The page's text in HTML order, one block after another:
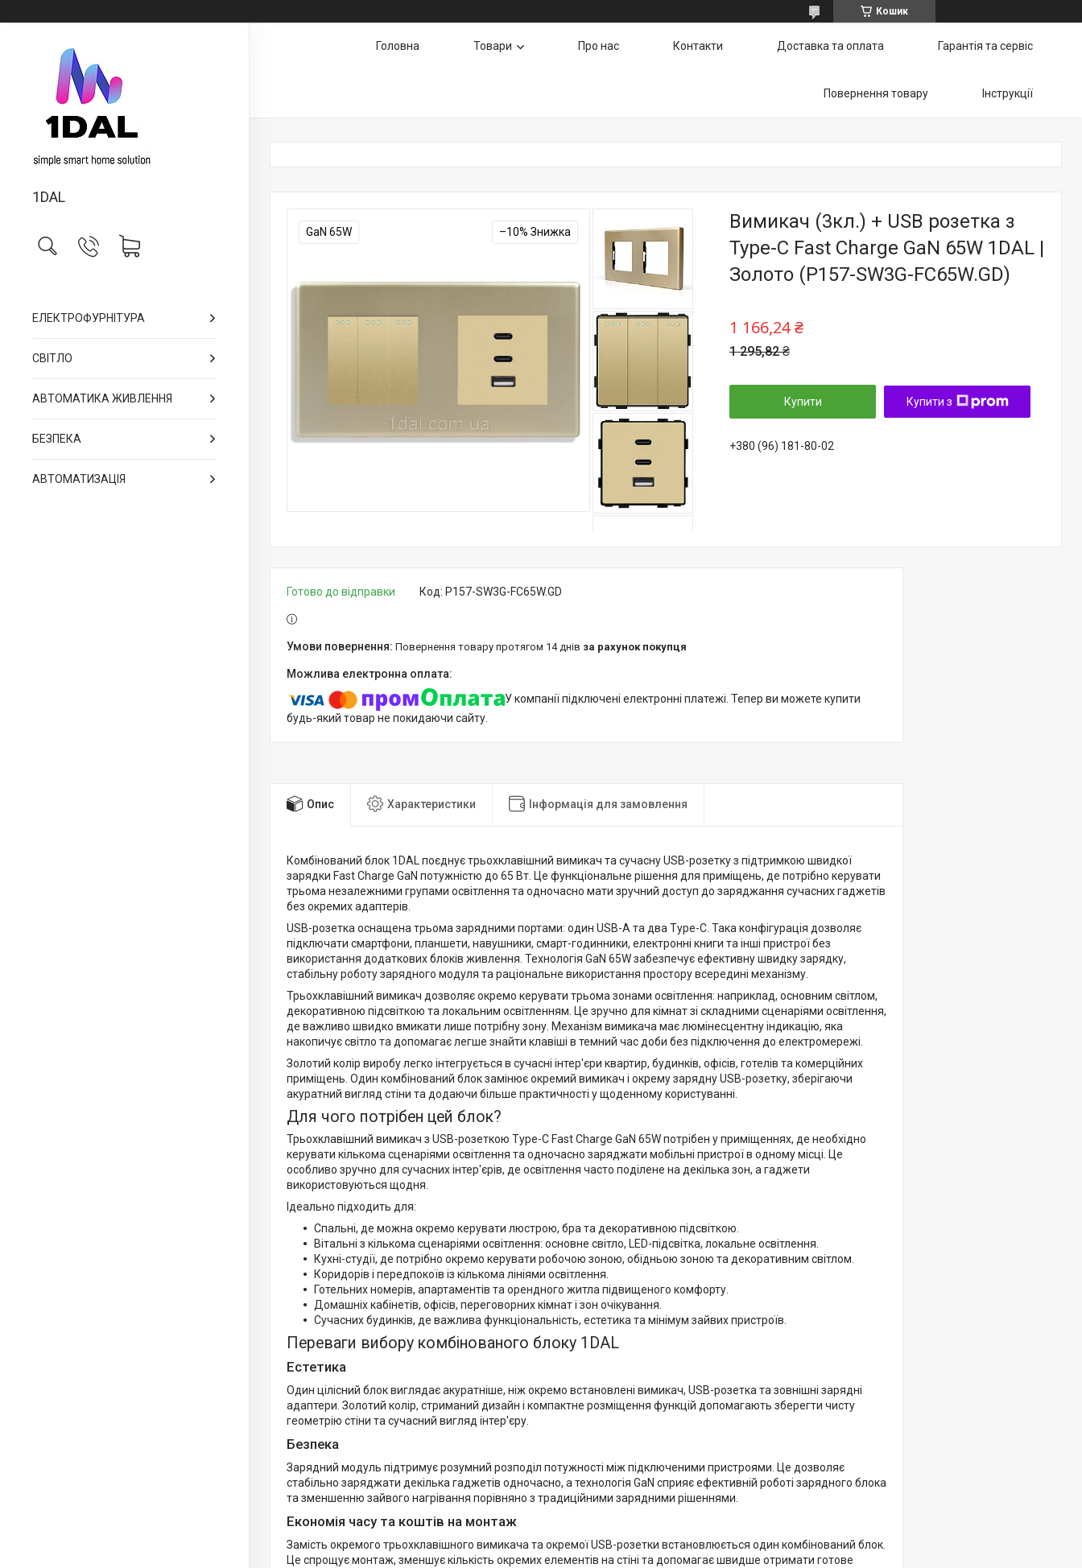
Кошик
1DAL
ЕЛЕКТРОФУРНІТУРА
СВІТЛО
АВТОМАТИКА ЖИВЛЕННЯ
БЕЗПЕКА
АВТОМАТИЗАЦІЯ
Головна Товари Про нас Контакти Доставка та оплата Гарантія та сервіс
Повернення товару Інструкції
GaN 65W –10%
Вимикач (3кл.) + USB розетка з
Type-C Fast Charge GaN 65W 1DAL |
Золото (P157-SW3G-FC65W.GD)
1 295,82 ₴
1 166,24 ₴
Купити Купити з
+380 (96) 181-80-02
Готово до відправки Код: P157-SW3G-FC65W.GD
повернення товару протягом 14 днів за рахунок покупця
У компанії підключені електронні платежі. Тепер ви можете купити
будь-який товар не покидаючи сайту.
Опис Характеристики Інформація для замовлення
Комбінований блок 1DAL поєднує трьохклавішний вимикач та сучасну USB-розетку з підтримкою швидкої
зарядки Fast Charge GaN потужністю до 65 Вт. Це функціональне рішення для приміщень, де потрібно керувати
трьома незалежними групами освітлення та одночасно мати зручний доступ до заряджання сучасних гаджетів
без окремих адаптерів.
USB-розетка оснащена трьома зарядними портами: один USB-A та два Type-C. Така конфігурація дозволяє
підключати смартфони, планшети, навушники, смарт-годинники, електронні книги та інші пристрої без
використання додаткових блоків живлення. Технологія GaN 65W забезпечує ефективну швидку зарядку,
стабільну роботу зарядного модуля та раціональне використання простору всередині механізму.
Трьохклавішний вимикач дозволяє окремо керувати трьома зонами освітлення: наприклад, основним світлом,
декоративною підсвіткою та локальним освітленням. Це зручно для кімнат зі складними сценаріями освітлення,
де важливо швидко вмикати лише потрібну зону. Механізм вимикача має люмінесцентну індикацію, яка
накопичує світло та допомагає легше знайти клавіші в темний час доби без підключення до електромережі.
Золотий колір виробу легко інтегрується в сучасні інтер'єри квартир, будинків, офісів, готелів та комерційних
приміщень. Один комбінований блок замінює окремий вимикач і окрему зарядну USB-розетку, зберігаючи
акуратний вигляд стіни та додаючи більше практичності у щоденному користуванні.
Для чого потрібен цей блок?
Трьохклавішний вимикач з USB-розеткою Type-C Fast Charge GaN 65W потрібен у приміщеннях, де необхідно
керувати кількома сценаріями освітлення та одночасно заряджати мобільні пристрої в одному місці. Це
особливо зручно для сучасних інтер'єрів, де освітлення часто поділене на декілька зон, а гаджети
використовуються щодня.
Ідеально підходить для:
Спальні, де можна окремо керувати люстрою, бра та декоративною підсвіткою.
Вітальні з кількома сценаріями освітлення: основне світло, LED-підсвітка, локальне освітлення.
Кухні-студії, де потрібно окремо керувати робочою зоною, обідньою зоною та декоративним світлом.
Коридорів і передпокоїв із кількома лініями освітлення.
Готельних номерів, апартаментів та орендного житла підвищеного комфорту.
Домашніх кабінетів, офісів, переговорних кімнат і зон очікування.
Сучасних будинків, де важлива функціональність, естетика та мінімум зайвих пристроїв.
Переваги вибору комбінованого блоку 1DAL
Естетика
Один цілісний блок виглядає акуратніше, ніж окремо встановлені вимикач, USB-розетка та зовнішні зарядні
адаптери. Золотий колір, стриманий дизайн і компактне розміщення функцій допомагають зберегти чисту
геометрію стіни та сучасний вигляд інтер'єру.
Безпека
Зарядний модуль підтримує розумний розподіл потужності між підключеними пристроями. Це дозволяє
стабільно заряджати декілька гаджетів одночасно, а технологія GaN сприяє ефективній роботі зарядного блока
та зменшенню зайвого нагрівання порівняно з традиційними зарядними рішеннями.
Економія часу та коштів на монтаж
Замість окремого трьохклавішного вимикача та окремої USB-розетки встановлюється один комбінований блок.
Це спрощує монтаж, зменшує кількість окремих елементів на стіні та допомагає швидше отримати готове